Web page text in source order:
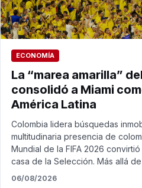
ECONOMÍA
La “marea amarilla”
consolidó a Miami
América Latina
Colombia lidera búsquedas
multitudinaria presencia de
Mundial de la FIFA 2026
casa de la Selección. Más allá de
06/08/2026